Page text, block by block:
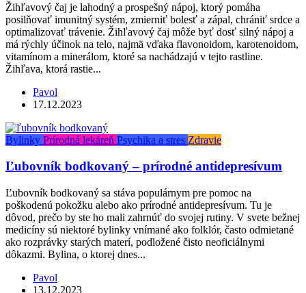
Žihľavový čaj je lahodný a prospešný nápoj, ktorý pomáha
posilňovať imunitný systém, zmierniť bolesť a zápal, chrániť srdce a
optimalizovať trávenie. Žihľavový čaj môže byť dosť silný nápoj a
má rýchly účinok na telo, najmä vďaka flavonoidom, karotenoidom,
vitamínom a minerálom, ktoré sa nachádzajú v tejto rastline.
Žihľava, ktorá rastie...
Pavol
17.12.2023
Bylinky Prírodná lekáreň Psychika a stres Zdravie
Ľubovník bodkovaný – prírodné antidepresívum
Ľubovník bodkovaný sa stáva populárnym pre pomoc na
poškodenú pokožku alebo ako prírodné antidepresívum. Tu je
dôvod, prečo by ste ho mali zahrnúť do svojej rutiny. V svete bežnej
medicíny sú niektoré bylinky vnímané ako folklór, často odmietané
ako rozprávky starých materí, podložené čisto neoficiálnymi
dôkazmi. Bylina, o ktorej dnes...
Pavol
13.12.2023